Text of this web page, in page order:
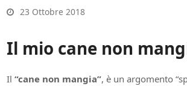
23 Ottobre 2018
Il mio cane non
Il “cane non mangia”, è un argomento